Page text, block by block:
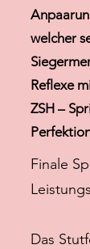
welcher
Reflexe
ZSH –
Finale
Das